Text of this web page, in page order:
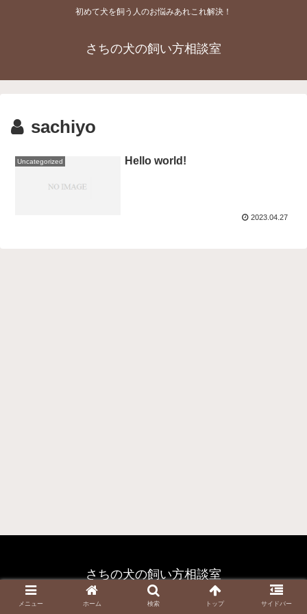
初めて犬を飼う人のお悩みあれこれ解決！
さちの犬の飼い方相談室
sachiyo
Uncategorized Hello world!
2023.04.27
さちの犬の飼い方相談室
© 2023 さちの犬の飼い方相談室.
メニュー ホーム 検索 トップ サイドバー